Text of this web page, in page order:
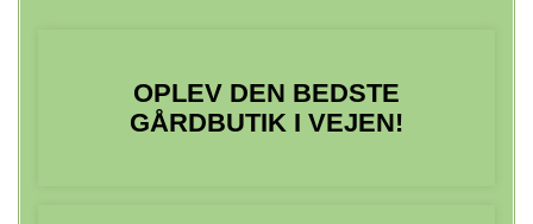
OPLEV DEN BEDSTE
GÅRDBUTIK I VEJEN!